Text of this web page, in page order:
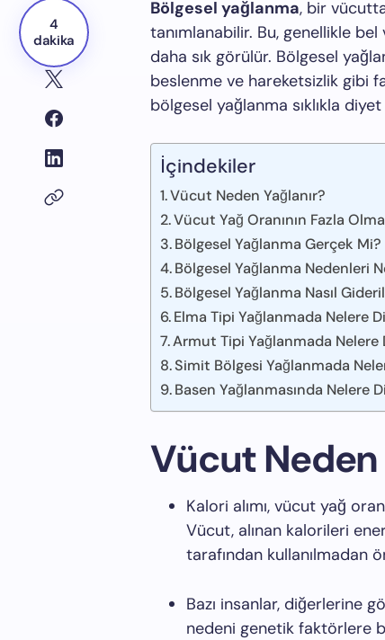
4
dakika
Bölgesel yağlanma, bir
tanımlanabilir. Bu, genellikle
daha sık görülür. Bölgesel
beslenme ve hareketsizlik gibi
bölgesel yağlanma sıklıkla
İçindekiler
Vücut Neden Yağlanır?
Vücut Yağ Oranının Fazla
Bölgesel Yağlanma Gerçek Mi?
Bölgesel Yağlanma Nedenleri
Bölgesel Yağlanma Nasıl
Elma Tipi Yağlanmada Nelere
Armut Tipi Yağlanmada Nelere
Simit Bölgesi Yağlanmada
Basen Yağlanmasında Nelere
Vücut Neden
Kalori alımı, vücut yağ
Vücut, alınan kalorileri
tarafından kullanılmadan
Bazı insanlar, diğerlerine
nedeni genetik faktörlere